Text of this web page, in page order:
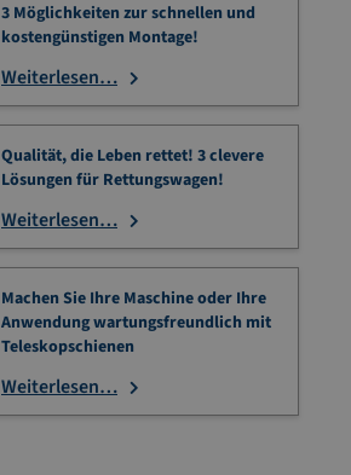
3 Möglichkeiten zur schnellen und
kostengünstigen Montage!
Weiterlesen…
Qualität, die Leben rettet! 3 clevere
Lösungen für Rettungswagen!
Weiterlesen…
Machen Sie Ihre Maschine oder Ihre
Anwendung wartungsfreundlich mit
Teleskopschienen
Weiterlesen…